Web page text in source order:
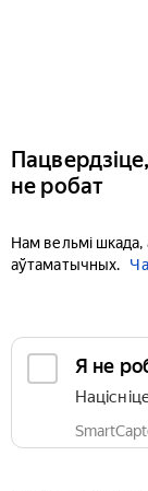
не робат
Нам вельмі
аўтаматычных.
Я не